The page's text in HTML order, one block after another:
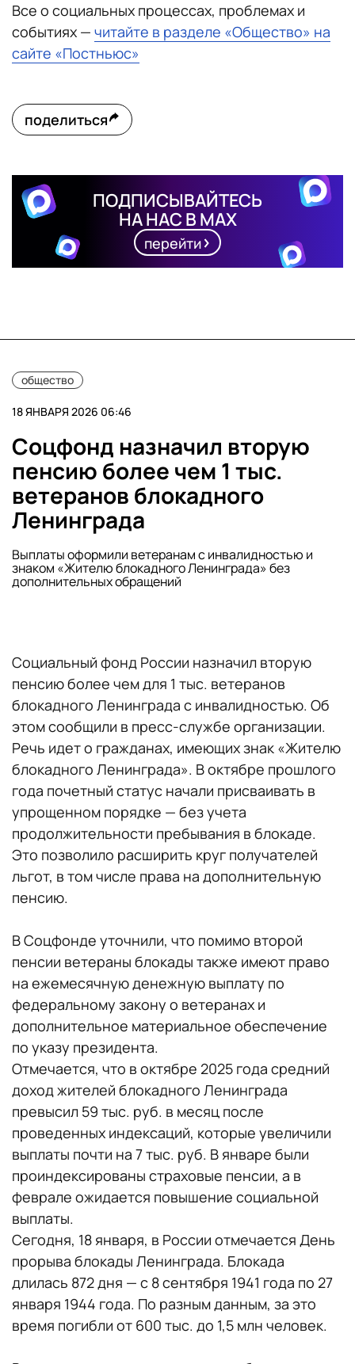
Все о социальных процессах, проблемах и
событиях — читайте в разделе «Общество» на
сайте «Постньюс»
поделиться
ПОДПИСЫВАЙТЕСЬ
НА НАС В MAX
перейти
общество
18 ЯНВАРЯ 2026 06:46
Соцфонд назначил вторую
пенсию более чем 1 тыс.
ветеранов блокадного
Ленинграда
Выплаты оформили ветеранам с инвалидностью и
знаком «Жителю блокадного Ленинграда» без
дополнительных обращений
Социальный фонд России назначил вторую
пенсию более чем для 1 тыс. ветеранов
блокадного Ленинграда с инвалидностью. Об
этом сообщили в пресс-службе организации.
Речь идет о гражданах, имеющих знак «Жителю
блокадного Ленинграда». В октябре прошлого
года почетный статус начали присваивать в
упрощенном порядке — без учета
продолжительности пребывания в блокаде.
Это позволило расширить круг получателей
льгот, в том числе права на дополнительную
пенсию.
В Соцфонде уточнили, что помимо второй
пенсии ветераны блокады также имеют право
на ежемесячную денежную выплату по
федеральному закону о ветеранах и
дополнительное материальное обеспечение
по указу президента.
Отмечается, что в октябре 2025 года средний
доход жителей блокадного Ленинграда
превысил 59 тыс. руб. в месяц после
проведенных индексаций, которые увеличили
выплаты почти на 7 тыс. руб. В январе были
проиндексированы страховые пенсии, а в
феврале ожидается повышение социальной
выплаты.
Сегодня, 18 января, в России отмечается День
прорыва блокады Ленинграда. Блокада
длилась 872 дня — с 8 сентября 1941 года по 27
января 1944 года. По разным данным, за это
время погибли от 600 тыс. до 1,5 млн человек.